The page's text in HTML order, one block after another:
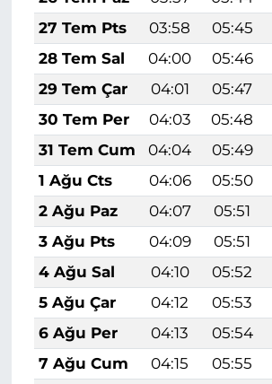
27 Tem Pts
03:58 05:45
28 Tem Sal
04:00 05:46
29 Tem Çar
04:01 05:47
30 Tem Per
04:03 05:48
31 Tem Cum
04:04 05:49
1 Ağu Cts
04:06 05:50
2 Ağu Paz
04:07 05:51
3 Ağu Pts
04:09 05:51
4 Ağu Sal
04:10 05:52
5 Ağu Çar
04:12 05:53
6 Ağu Per
04:13 05:54
7 Ağu Cum
04:15 05:55